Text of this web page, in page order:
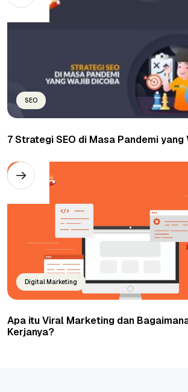
SEO
7 Strategi SEO di Masa Pandemi
Digital Marketing
Apa itu Viral Marketing dan
Kerjanya?